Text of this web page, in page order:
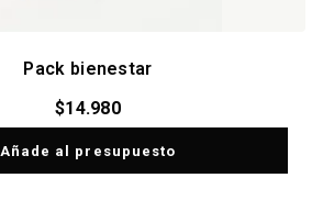
Pack bienestar
$14.980
Añade al presupuesto